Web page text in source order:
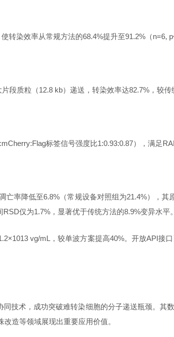
染效率从常规方法的68.4%提升至91.2%（n=6,
段质粒（12.8 kb）递送，转染效率达82.7%，较传
标签信号强度比1:0.93:0.87），满足
率降低至6.8%（常规设备对照组为21.4%），
仅为1.7%，显著优于传统方法的8.9%变异水平。
vg/mL，较单波方案提高40%。开放API接
技术，成功突破难转染细胞的分子递送瓶颈。其
造等领域展现出重要应用价值。